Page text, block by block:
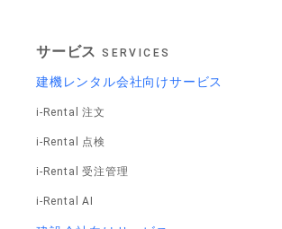
サービス SERVICES
建機レンタル会社向けサービス
i-Rental 注文
i-Rental 点検
i-Rental 受注管理
i-Rental AI